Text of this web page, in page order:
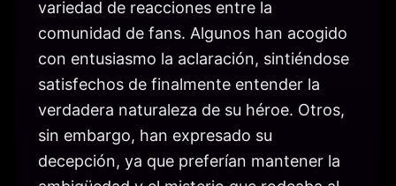
variedad de reacciones entre la
comunidad de fans. Algunos han acogido
con entusiasmo la aclaración, sintiéndose
satisfechos de finalmente entender la
verdadera naturaleza de su héroe. Otros,
sin embargo, han expresado su
decepción, ya que preferían mantener la